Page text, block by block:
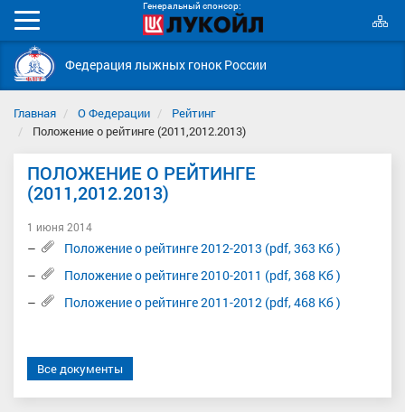
Генеральный спонсор:
Мобильное
меню
Федерация лыжных гонок России
Главная О Федерации
Рейтинг
Положение о рейтинге (2011,2012.2013)
ПОЛОЖЕНИЕ О РЕЙТИНГЕ
(2011,2012.2013)
1 июня 2014
Положение о рейтинге 2012-2013 (pdf, 363 Кб )
Положение о рейтинге 2010-2011 (pdf, 368 Кб )
Положение о рейтинге 2011-2012 (pdf, 468 Кб )
Все документы